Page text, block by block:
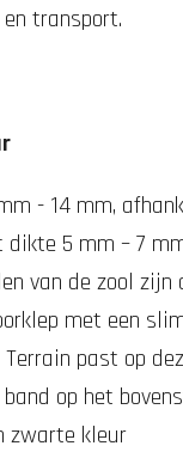
transport.
- 14 mm,
dikte 5 mm – 7
van de zool
met een
past op
op het
zwarte kleur